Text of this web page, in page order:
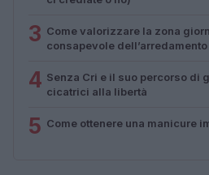
3 Come valorizzare la zona
consapevole dell’arredamento
4 Senza Cri e il suo percorso di
cicatrici alla libertà
5 Come ottenere una manicure